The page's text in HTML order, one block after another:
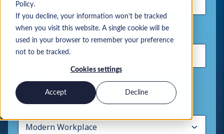
Policy.
If you decline, your information won’t be tracked
when you visit this website. A single cookie will be
used in your browser to remember your preference
not to be tracked.
Cookies settings
Accept Decline
Ubicazione
Usa le virgole per separare i termini di ricerca
Soluzioni Microsoft